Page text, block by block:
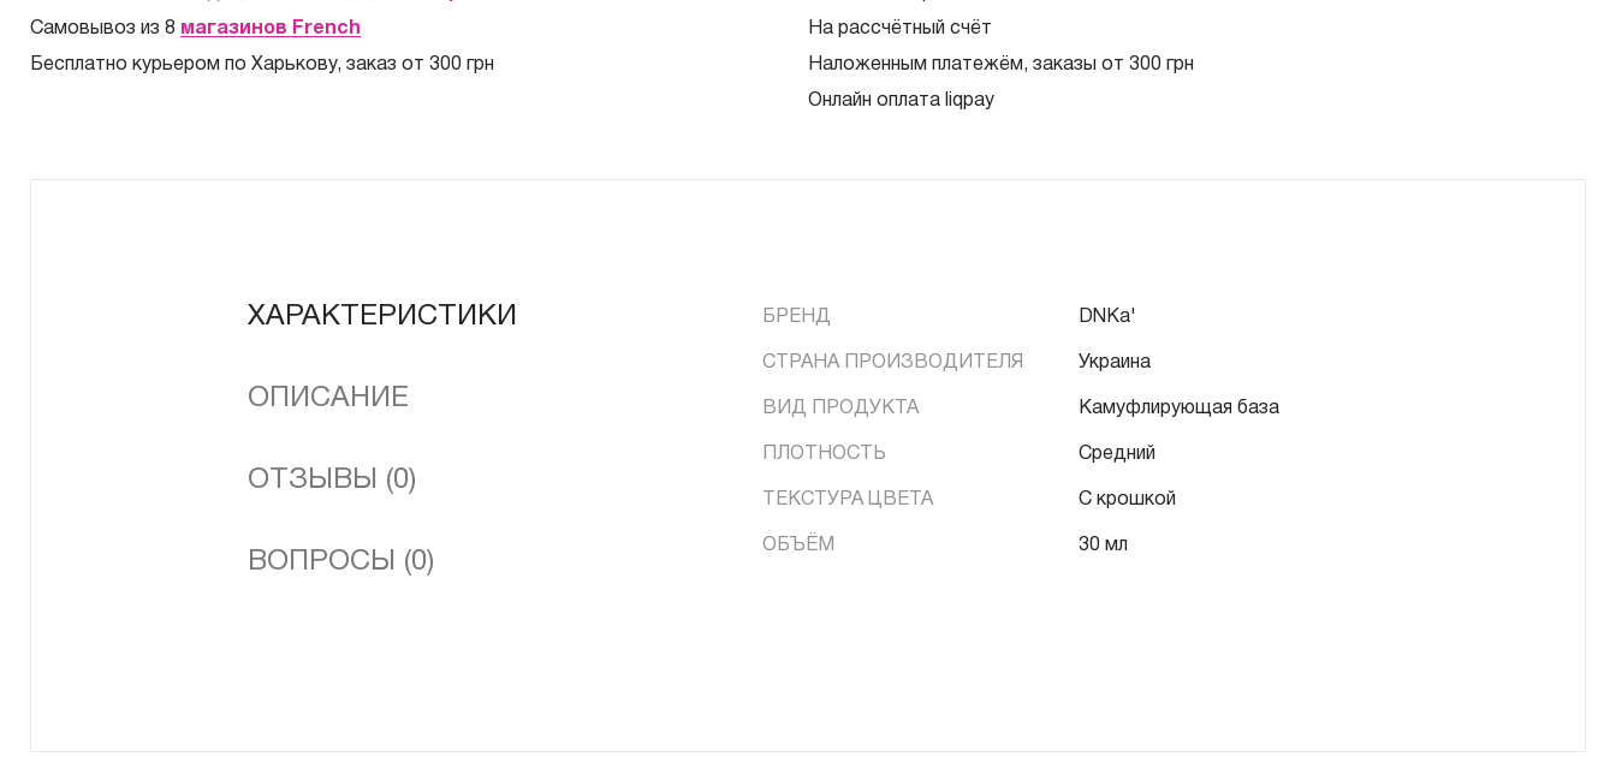
Самовывоз из 8 магазинов French
Бесплатно курьером по Харькову, заказ от 300 грн
На рассчётный счёт
Наложенным платежём, заказы от 300 грн
Онлайн оплата liqpay
ХАРАКТЕРИСТИКИ
ОПИСАНИЕ
ОТЗЫВЫ (0)
ВОПРОСЫ (0)
БРЕНД DNKa'
СТРАНА ПРОИЗВОДИТЕЛЯ Украина
ВИД ПРОДУКТА Камуфлирующая база
ПЛОТНОСТЬ Средний
ТЕКСТУРА ЦВЕТА С крошкой
ОБЪЁМ 30 мл